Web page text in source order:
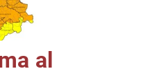
al